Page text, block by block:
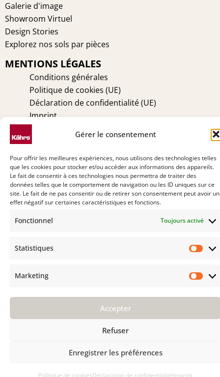
Gérer le consentement
Pour offrir les meilleures expériences, nous utilisons des technologies telles
que les cookies pour stocker et/ou accéder aux informations des appareils.
Le fait de consentir à ces technologies nous permettra de traiter des
données telles que le comportement de navigation ou les ID uniques sur ce
site. Le fait de ne pas consentir ou de retirer son consentement peut avoir un
effet négatif sur certaines caractéristiques et fonctions.
Fonctionnel Toujours activé
Statistiques
Marketing
Accepter
Refuser
Enregistrer les préférences
Politique de cookiesDéclaration de confidentialitéImprint
Galerie d'image
Showroom Virtuel
Design Stories
Explorez nos sols par pièces
MENTIONS LÉGALES
Conditions générales
Politique de cookies (UE)
Déclaration de confidentialité (UE)
Imprint
Entretien
Installation
F A Q
AVANT D'ACHETER
Groupe Kährs
Environnement
Pourquoi Kährs